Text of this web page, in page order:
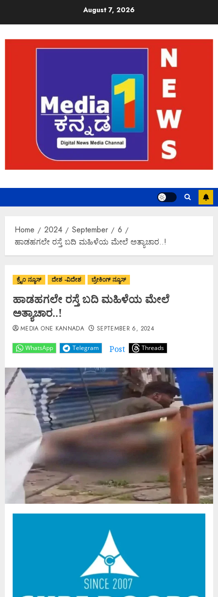
August 7, 2026
Home 2024 September
6
ಹಾಡಹಗಲೇ ರಸ್ತೆ ಬದಿ ಮಹಿಳೆಯ ಮೇಲೆ ಅತ್ಯಾಚಾರ..!
ಕ್ರೈಂ ನ್ಯೂಸ್ ದೇಶ -ವಿದೇಶ ಬ್ರೇಕಿಂಗ್ ನ್ಯೂಸ್
ಹಾಡಹಗಲೇ ರಸ್ತೆ ಬದಿ ಮಹಿಳೆಯ ಮೇಲೆ
ಅತ್ಯಾಚಾರ..!
WhatsApp Telegram Post Threads
MEDIA ONE KANNADA SEPTEMBER 6, 2024